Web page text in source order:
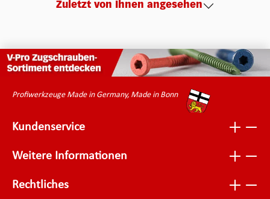
Zuletzt von Ihnen angesehen
Profiwerkzeuge Made in Germany, Made in Bonn
Kundenservice
Weitere Informationen
Rechtliches